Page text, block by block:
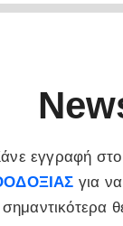
εγγραφή
για
σημαντικότερα